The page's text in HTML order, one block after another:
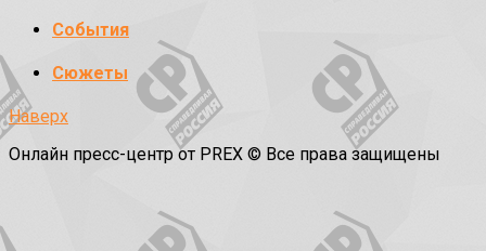
События
Сюжеты
Наверх
Онлайн пресс-центр от PREX © Все права защищены